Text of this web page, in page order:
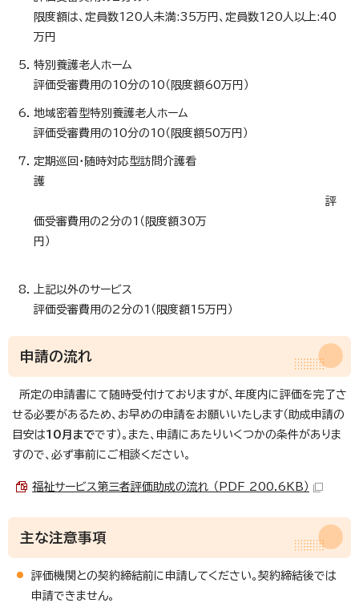
限度額は、定員数120人未満:35万円、定員数120人以上:40
万円
特別養護老人ホーム
評価受審費用の10分の10（限度額60万円）
地域密着型特別養護老人ホーム
評価受審費用の10分の10（限度額50万円）
定期巡回・随時対応型訪問介護看
護
評
価受審費用の2分の1（限度額30万
円）
上記以外のサービス
評価受審費用の2分の1（限度額15万円）
申請の流れ
所定の申請書にて随時受付けておりますが、年度内に評価を完了さ
せる必要があるため、お早めの申請をお願いいたします（助成申請の
目安は10月までです）。また、申請にあたりいくつかの条件がありま
すので、必ず事前にご相談ください。
福祉サービス第三者評価助成の流れ （PDF 200.6KB）
主な注意事項
評価機関との契約締結前に申請してください。契約締結後では
申請できません。